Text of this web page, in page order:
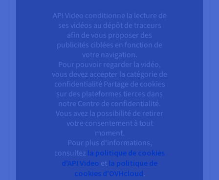
API Video conditionne la lecture de
ses vidéos au dépôt de traceurs
afin de vous proposer des
publicités ciblées en fonction de
votre navigation.
Pour pouvoir regarder la vidéo,
vous devez accepter la catégorie de
confidentialité Partage de cookies
sur des plateformes tierces dans
notre Centre de confidentialité.
Vous avez la possibilité de retirer
votre consentement à tout
moment.
Pour plus d'informations,
consultez la politique de cookies
d'API Video et la politique de
cookies d'OVHcloud.